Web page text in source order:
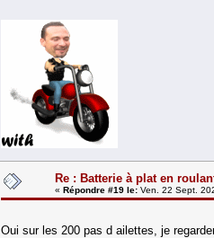
Re : Batterie à plat en
« Répondre #19 le: Ven. 22 Sept.
Oui sur les 200 pas d ailettes, je